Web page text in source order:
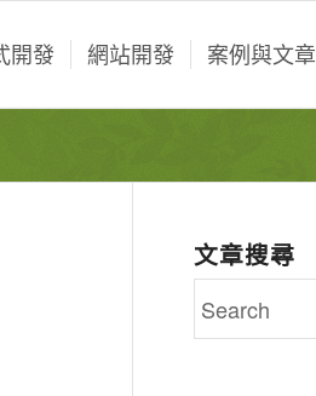
開發 網站開發 案例與文章
文章搜尋